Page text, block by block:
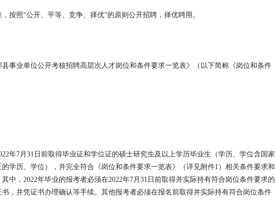
按照“公开、平等、竞争、择优”的原则公开招聘，择优聘用。
县事业单位公开考核招聘高层次人才岗位和条件要求一览表》（以下简称《岗位和条件
年7月31日前取得毕业证和学位证的硕士研究生及以上学历毕业生（学历、学位含国家
学历、学位），并完全符合《岗位和条件要求一览表》（详见附件1）相关条件要求和
中，2022年毕业的报考者必须在2022年7月31日前取得并实际持有符合岗位条件要求的
，并凭证书办理确认等手续。其他报考者必须在报名前取得并实际持有符合岗位条件